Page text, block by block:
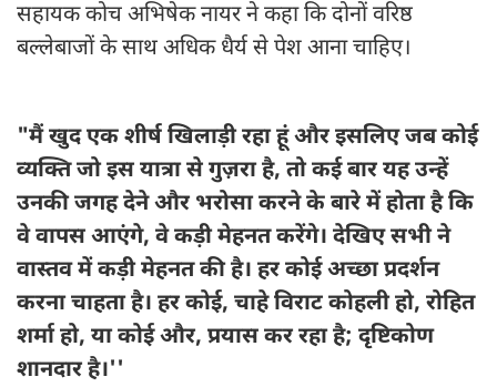
सहायक कोच अभिषेक नायर ने कहा कि दोनों वरिष्ठ
बल्लेबाजों के साथ अधिक धैर्य से पेश आना चाहिए।
"मैं खुद एक शीर्ष खिलाड़ी रहा हूं और इसलिए जब कोई
व्यक्ति जो इस यात्रा से गुज़रा है, तो कई बार यह उन्हें
उनकी जगह देने और भरोसा करने के बारे में होता है कि
वे वापस आएंगे, वे कड़ी मेहनत करेंगे। देखिए सभी ने
वास्तव में कड़ी मेहनत की है। हर कोई अच्छा प्रदर्शन
करना चाहता है। हर कोई, चाहे विराट कोहली हो, रोहित
शर्मा हो, या कोई और, प्रयास कर रहा है; दृष्टिकोण
शानदार है।''